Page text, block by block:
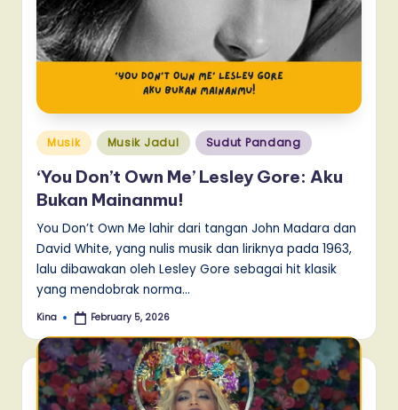
Posted
in
Musik Musik Jadul Sudut Pandang
‘You Don’t Own Me’ Lesley Gore: Aku
Bukan Mainanmu!
You Don’t Own Me lahir dari tangan John Madara dan
David White, yang nulis musik dan liriknya pada 1963,
lalu dibawakan oleh Lesley Gore sebagai hit klasik
yang mendobrak norma…
Posted
Kina February 5, 2026